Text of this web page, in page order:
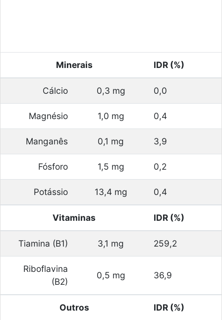
Minerais IDR (%)
Cálcio 0,3 mg 0,0
Magnésio 1,0 mg 0,4
Manganês 0,1 mg 3,9
Fósforo 1,5 mg 0,2
Potássio 13,4 mg 0,4
Vitaminas IDR (%)
Tiamina (B1) 3,1 mg 259,2
Riboflavina
(B2)
0,5 mg 36,9
Outros IDR (%)